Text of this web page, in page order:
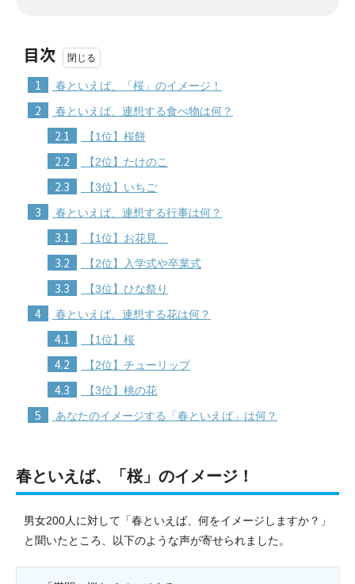
目次
1 春といえば、「桜」のイメージ！
2 春といえば、連想する食べ物は何？
2.1 【1位】桜餅
2.2 【2位】たけのこ
2.3 【3位】いちご
3 春といえば、連想する行事は何？
3.1 【1位】お花見
3.2 【2位】入学式や卒業式
3.3 【3位】ひな祭り
4 春といえば、連想する花は何？
4.1 【1位】桜
4.2 【2位】チューリップ
4.3 【3位】桃の花
5 あなたのイメージする「春といえば」は何？
春といえば、「桜」のイメージ！
男女200人に対して「春といえば、何をイメージしますか？」
と聞いたところ、以下のような声が寄せられました。